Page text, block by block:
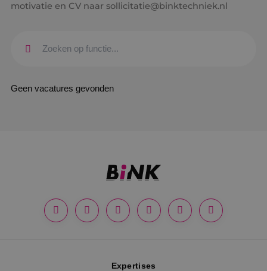
motivatie en CV naar sollicitatie@binktechniek.nl
Geen vacatures gevonden
Expertises